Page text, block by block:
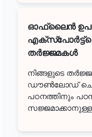
ഓഫ്ലൈൻ
തർജ്ജമകൾ
നിങ്ങളുടെ
ഡൗൺലോഡ്
പഠനത്തിനും